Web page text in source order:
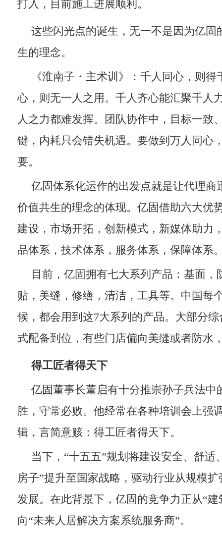
打入，目前施工进展顺利。
这些闪光点的诞生，无一不是因为亿固
生的理念。
《淮南子・主术训》：千人同心，则
心，则无一人之用。千人齐心能汇聚千人
人之力都难发挥。团队协作中，目标一致
键，内耗只会错失机遇。要做到万人同心
要。
亿固体系化运作的出发点就是让代理商
价值共生的理念的体现。亿固借助六大优
建设，市场开拓，创新模式，新媒体助力
品体系，技术体系，服务体系，保障体系
目前，亿固拥有七大系列产品：基面，
贴，美缝，修缮，清洁，工具等。中国每
候，都会用到这7大系列的产品。大部分
式配备到位，有些门店偏向美缝或者防水
得工匠者得天下
亿固董事长董启有十分推崇孙子兵法中
胜，守常必败。他经常在各种培训会上强
辑，言简意赅：得工匠者得天下。
当下，“十五五”规划将建设安全、舒适
房子”提升至国家战略，驱动行业从规模
发展。在此背景下，亿固的竞争力正从“建
向“未来人居解决方案系统服务商”。